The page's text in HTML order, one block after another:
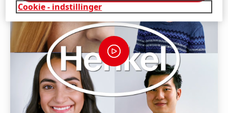
Cookie - indstillinger